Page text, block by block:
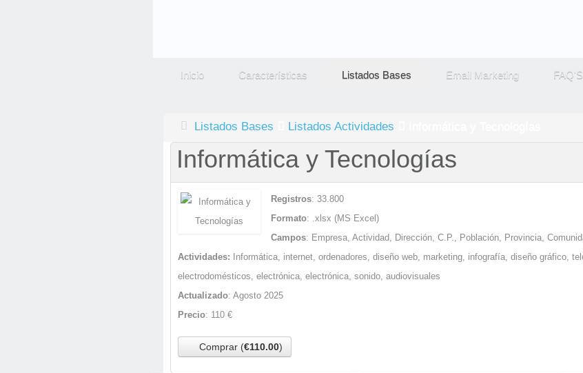
Inicio Características Listados Bases Email Marketing FAQ'S
Listados Bases Listados Actividades
Informática y Tecnologías
Registros: 33.800
Formato: .xlsx (MS Excel)
Campos: Empresa, Actividad, Dirección, C.P., Población, Provincia,
Actividades:
Informática, internet, ordenadores, diseño web, marketing, infografía, diseño gráfico,
electrodomésticos, electrónica, electrónica, sonido, audiovisuales
Actualizado: Agosto 2025
Precio: 110 €
Comprar (€110.00)